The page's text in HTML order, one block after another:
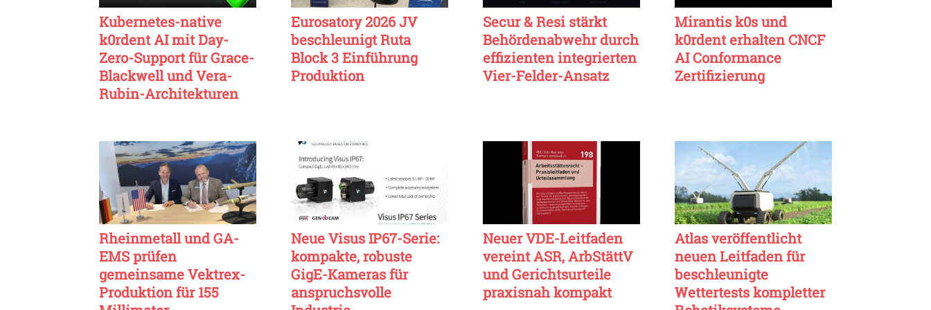
Kubernetes-native
k0rdent AI mit Day-
Zero-Support für Grace-
Blackwell und Vera-
Rubin-Architekturen
Eurosatory 2026 JV
beschleunigt Ruta
Block 3 Einführung
Produktion
Secur & Resi stärkt
Behördenabwehr durch
effizienten integrierten
Vier-Felder-Ansatz
Mirantis k0s und
k0rdent erhalten CNCF
AI Conformance
Zertifizierung
Rheinmetall und GA-
EMS prüfen
gemeinsame Vektrex-
Produktion für 155
Neue Visus IP67-Serie:
kompakte, robuste
GigE-Kameras für
anspruchsvolle
Neuer VDE-Leitfaden
vereint ASR, ArbStättV
und Gerichtsurteile
praxisnah kompakt
Atlas veröffentlicht
neuen Leitfaden für
beschleunigte
Wettertests kompletter